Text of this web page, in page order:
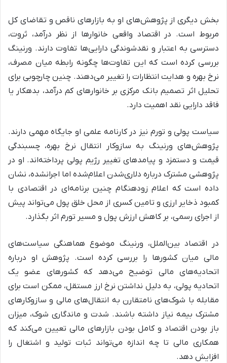
بخش دیگری از پژوهش‌های او به بازارهای ناقص و تقاضای کل
مربوط است. در اقتصاد واقعی خانوارها از نظر درآمد، ثروت،
دسترسی به اعتبار و نقدشوندگی دارایی‌ها تفاوت دارند. ورنینگ
بررسی کرده است که این تفاوت‌ها چگونه رابطه میان مصرف،
نرخ بهره و هدایت انتظارات را تغییر می‌دهند. چنین چارچوبی برای
تحلیل اثر تصمیم بانک مرکزی بر خانوارهای کم درآمد، بدهکار یا
فاقد دارایی نقد اهمیت دارد.
سیاست پولی و تورم نیز در کارنامه علمی او جایگاه مهمی دارند.
پژوهش‌های ورنینگ به سازوکار انتقال نرخ بهره، چسبندگی
قیمت و دستمزد و پیامدهای تغییر رژیم پولی پرداخته‌اند. او در
پژوهشی مشترک درباره دلاری‌شدن اعلام‌شده اما اجرا‌نشده، نشان
داده است که اعلام زودهنگام چنین برنامه‌ای در اقتصادی با
کمبود ذخایر ارزی و تامین کسری از محل خلق پول می‌تواند پیش
از اجرای رسمی، بر کاهش ارزش پول و مسیر تورم اثر بگذارد.
در اقتصاد بین‌الملل، ورنینگ موضوع هماهنگی سیاست‌های
مالی میان کشورها را بررسی کرده است. پژوهش او درباره
اتحادیه‌های مالی توضیح می‌دهد که کشورهای عضو یک
اتحادیه پولی، به دلیل نداشتن نرخ ارز مستقل، ممکن است برای
مقابله با شوک‌های نامتقارن به انتقال‌های مالی و سازوکارهای
مشترک بیمه نیاز داشته باشند. شدت و ماندگاری شوک، میزان
باز بودن اقتصاد و کامل بودن بازارهای مالی تعیین می‌کند که
همکاری مالی تا چه اندازه می‌تواند ثبات تولید و اشتغال را
افزایش دهد.